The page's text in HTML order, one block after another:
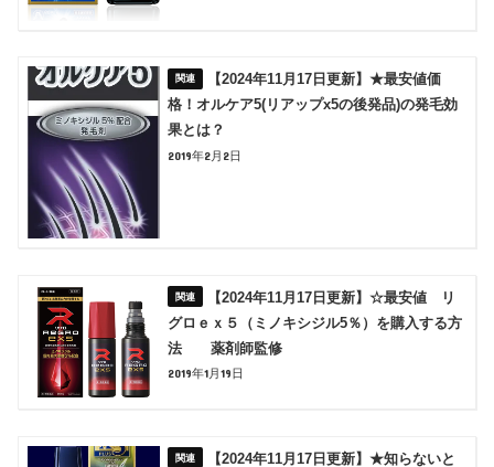
【2024年11月17日更新】★最安値価
格！オルケア5(リアップx5の後発品)の発毛効
果とは？
2019年2月2日
【2024年11月17日更新】☆最安値 リ
グロｅｘ５（ミノキシジル5％）を購入する方
法 薬剤師監修
2019年1月19日
【2024年11月17日更新】★知らないと